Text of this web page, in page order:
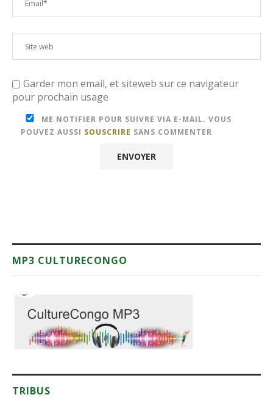
Garder mon email, et siteweb sur ce navigateur
pour prochain usage
ME NOTIFIER POUR SUIVRE VIA E-MAIL. VOUS
POUVEZ AUSSI SOUSCRIRE SANS COMMENTER
MP3 CULTURECONGO
TRIBUS